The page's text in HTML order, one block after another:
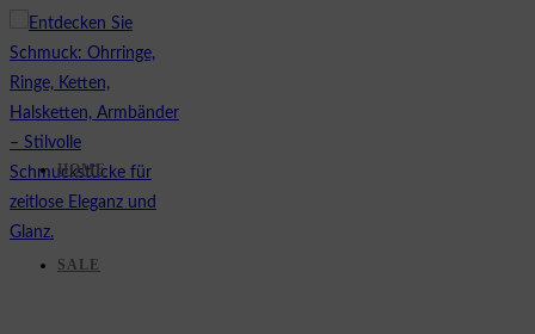
Zum
Inhalt
springen
HOME
SALE